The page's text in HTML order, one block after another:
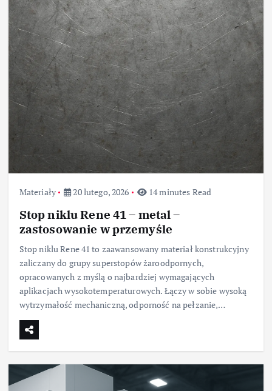
Materiały 20 lutego, 2026 14 minutes Read
Stop niklu Rene 41 – metal –
zastosowanie w przemyśle
Stop niklu Rene 41 to zaawansowany materiał konstrukcyjny
zaliczany do grupy superstopów żaroodpornych,
opracowanych z myślą o najbardziej wymagających
aplikacjach wysokotemperaturowych. Łączy w sobie wysoką
wytrzymałość mechaniczną, odporność na pełzanie,…